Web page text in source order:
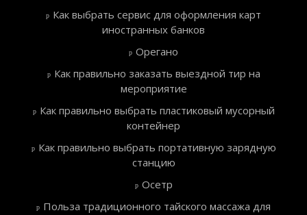
Как выбрать сервис для оформления карт
иностранных банков
Орегано
Как правильно заказать выездной тир на
мероприятие
Как правильно выбрать пластиковый мусорный
контейнер
Как правильно выбрать портативную зарядную
станцию
Осетр
Польза традиционного тайского массажа для